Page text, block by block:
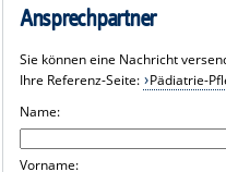
ZENTRALE EINRICHTUNGEN
PRESSE
INTERNATIONAL
INTRANET
Ansprechpartner
Sie können eine Nachricht
Ihre Referenz-Seite: Pädiatrie-
Name:
Vorname: